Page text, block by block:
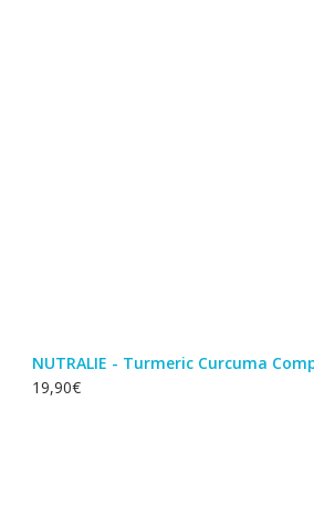
NUTRALIE - Turmeric Curcuma
19,90€